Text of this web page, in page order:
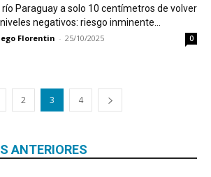
río Paraguay a solo 10 centímetros de volver
negativos: riesgo inminente...
Florentin - 25/10/2025 0
2 3 4
ANTERIORES